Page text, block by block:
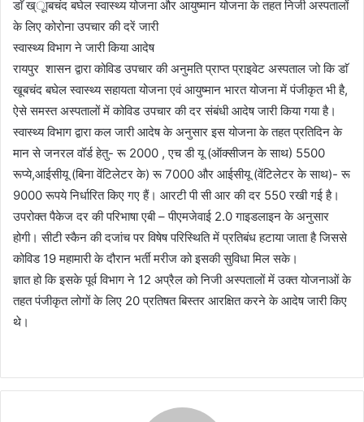
डाॅ ख्ूाबचंद बघेल स्वास्थ्य योजना और आयुष्मान योजना के तहत निजी अस्पतालों
के लिए कोरोना उपचार की दरें जारी
स्वास्थ्य विभाग ने जारी किया आदेष
रायपुर शासन द्वारा कोविड उपचार की अनुमति प्राप्त प्राइवेट अस्पताल जो कि डाॅ
खूबचंद बघेल स्वास्थ्य सहायता योजना एवं आयुष्मान भारत योजना में पंजीकृत भी है,
ऐसे समस्त अस्पतालों में कोविड उपचार की दर संबंधी आदेष जारी किया गया है।
स्वास्थ्य विभाग द्वारा कल जारी आदेष के अनुसार इस योजना के तहत प्रतिदिन के
मान से जनरल वॉर्ड हेतु- रू 2000 , एच डी यू (ऑक्सीजन के साथ) 5500
रूप्ये,आईसीयू (बिना वेंटिलेटर के) रू 7000 और आईसीयू (वेंटिलेटर के साथ)- रू
9000 रूपये निर्धारित किए गए हैं। आरटी पी सी आर की दर 550 रखी गई है।
उपरोक्त पैकेज दर की परिभाषा एबी – पीएमजेवाई 2.0 गाइडलाइन के अनुसार
होगी। सीटी स्कैन की दजांच पर विषेष परिस्थिति में प्रतिबंध हटाया जाता है जिससे
कोविड 19 महामारी के दौरान भर्ती मरीज को इसकी सुविधा मिल सके।
ज्ञात हो कि इसके पूर्व विभाग ने 12 अप्रैल को निजी अस्पतालों में उक्त योजनाओं के
तहत पंजीकृत लोगों के लिए 20 प्रतिषत बिस्तर आरक्षित करने के आदेष जारी किए
थे।